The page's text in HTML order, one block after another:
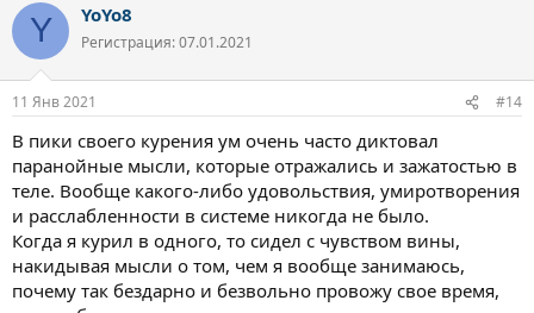
к
и
Y YoYo8
Регистрация: 07.01.2021
11 Янв 2021 #14
В пики своего курения ум очень часто диктовал
паранойные мысли, которые отражались и зажатостью в
теле. Вообще какого-либо удовольствия, умиротворения
и расслабленности в системе никогда не было.
Когда я курил в одного, то сидел с чувством вины,
накидывая мысли о том, чем я вообще занимаюсь,
почему так бездарно и безвольно провожу свое время,